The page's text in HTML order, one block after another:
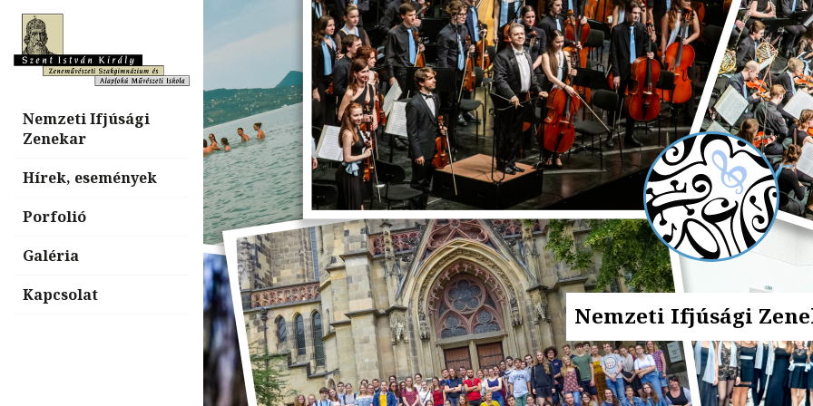
Nemzeti Ifjúsági
Zenekar
Hírek, események
Porfolió
Galéria
Kapcsolat
Nemzeti Ifjúsági